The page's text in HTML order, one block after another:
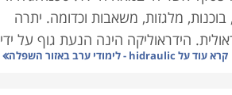
מלגזות, משאבות וכדומה. יתרה
הידראוליקה הינה הנעת גוף על ידי
יוצרים כוח המניע את הגוף.
קרא עוד על hidraulic - לימודי ערב באזור השפלה